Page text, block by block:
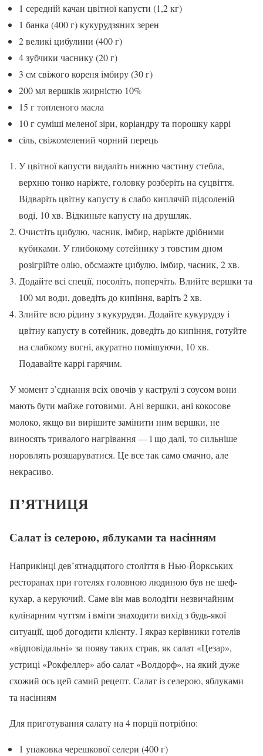
1 середній качан цвітної капусти (1,2 кг)
1 банка (400 г) кукурудзяних зерен
2 великі цибулини (400 г)
4 зубчики часнику (20 г)
3 см свіжого кореня імбиру (30 г)
200 мл вершків жирністю 10%
15 г топленого масла
10 г суміші меленої зіри, коріандру та порошку каррі
сіль, свіжомелений чорний перець
У цвітної капусти видаліть нижню частину стебла,
верхню тонко наріжте, головку розберіть на суцвіття.
Відваріть цвітну капусту в слабо киплячій підсоленій
воді, 10 хв. Відкиньте капусту на друшляк.
Очистіть цибулю, часник, імбир, наріжте дрібними
кубиками. У глибокому сотейнику з товстим дном
розігрійте олію, обсмажте цибулю, імбир, часник, 2 хв.
Додайте всі спеції, посоліть, поперчіть. Влийте вершки та
100 мл води, доведіть до кипіння, варіть 2 хв.
Злийте всю рідину з кукурудзи. Додайте кукурудзу і
цвітну капусту в сотейник, доведіть до кипіння, готуйте
на слабкому вогні, акуратно помішуючи, 10 хв.
Подавайте каррі гарячим.
У момент з’єднання всіх овочів у каструлі з соусом вони
мають бути майже готовими. Ані вершки, ані кокосове
молоко, якщо ви вирішите замінити ним вершки, не
виносять тривалого нагрівання — і що далі, то сильніше
норовлять розшаруватися. Це все так само смачно, але
некрасиво.
П’ЯТНИЦЯ
Салат із селерою, яблуками та насінням
Наприкінці дев’ятнадцятого століття в Нью-Йоркських
ресторанах при готелях головною людиною був не шеф-
кухар, а керуючий. Саме він мав володіти незвичайним
кулінарним чуттям і вміти знаходити вихід з будь-якої
ситуації, щоб догодити клієнту. І якраз керівники готелів
«відповідальні» за появу таких страв, як салат «Цезар»,
устриці «Рокфеллер» або салат «Волдорф», на який дуже
схожий ось цей самий рецепт. Салат із селерою, яблуками
та насінням
Для приготування салату на 4 порції потрібно:
1 упаковка черешкової селери (400 г)